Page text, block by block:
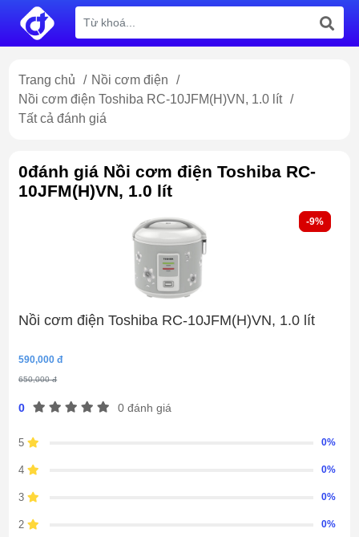
Trang chủ / Nồi cơm điện
/
Nồi cơm điện Toshiba RC-10JFM(H)VN, 1.0 lít /
Tất cả đánh giá
0đánh giá Nồi cơm điện Toshiba RC-
10JFM(H)VN, 1.0 lít
-9%
Nồi cơm điện Toshiba RC-10JFM(H)VN, 1.0 lít
590,000 đ
-9%
650,000 đ
0 0 đánh giá
5 0%
4 0%
3 0%
2 0%